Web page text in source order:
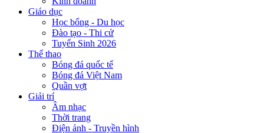
Giáo dục
Học bổng - Du học
Đào tạo - Thi cử
Tuyển Sinh 2026
Thể thao
Bóng đá quốc tế
Bóng đá Việt Nam
Quần vợt
Giải trí
Âm nhạc
Thời trang
Điện ảnh - Truyền hình